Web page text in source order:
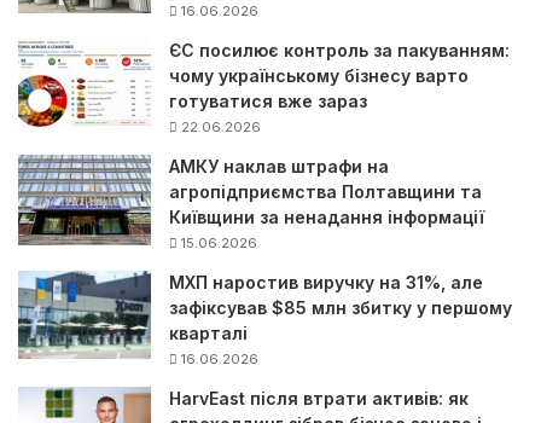
16.06.2026
ЄС посилює контроль за пакуванням:
чому українському бізнесу варто
готуватися вже зараз
22.06.2026
АМКУ наклав штрафи на
агропідприємства Полтавщини та
Київщини за ненадання інформації
15.06.2026
МХП наростив виручку на 31%, але
зафіксував $85 млн збитку у першому
кварталі
16.06.2026
HarvEast після втрати активів: як